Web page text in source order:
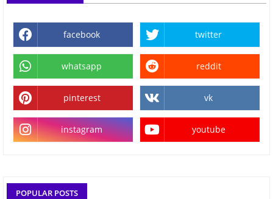
facebook twitter
whatsapp reddit
pinterest vk
instagram youtube
POPULAR POSTS